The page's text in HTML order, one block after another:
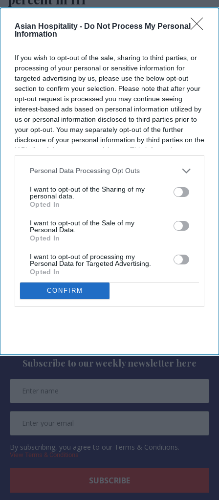
Asian Hospitality - Do Not Process My Personal
Information
If you wish to opt-out of the sale, sharing to third parties, or
processing of your personal or sensitive information for
targeted advertising by us, please use the below opt-out
section to confirm your selection. Please note that after your
opt-out request is processed you may continue seeing
interest-based ads based on personal information utilized by
us or personal information disclosed to third parties prior to
your opt-out. You may separately opt-out of the further
disclosure of your personal information by third parties on the
IAB’s list of downstream participants. This information may
Downstream Participantsthat may further disclose it to other
Personal Data Processing Opt Outs
I want to opt-out of the Sharing of my
personal data.
Opted In
I want to opt-out of the Sale of my
Personal Data.
Opted In
I want to opt-out of processing my
Personal Data for Targeted Advertising.
Opted In
CONFIRM
Mayfield reports 18.4 percent H1 revenue
growth.
Workforce lodging expansion drives growth.
Midscale hotel segment faces pressure.
MAYFIELD HOTELS REPORTED an 18.4 percent
revenue increase in the first half of 2026
company attributed the growth to the
deployment of AI-driven room pricing and labor-
saving automations for independent hotel owners.
into U.S. workforce lodging serving the
construction, infrastructure, technology, energy,
medical and education sectors. The independent
hotel platform operates across North America, the
UK and the European Union.
Subscribe to our weekly newsletter here
By subscribing, you agree to our Terms & Conditions.
View Terms & Conditions